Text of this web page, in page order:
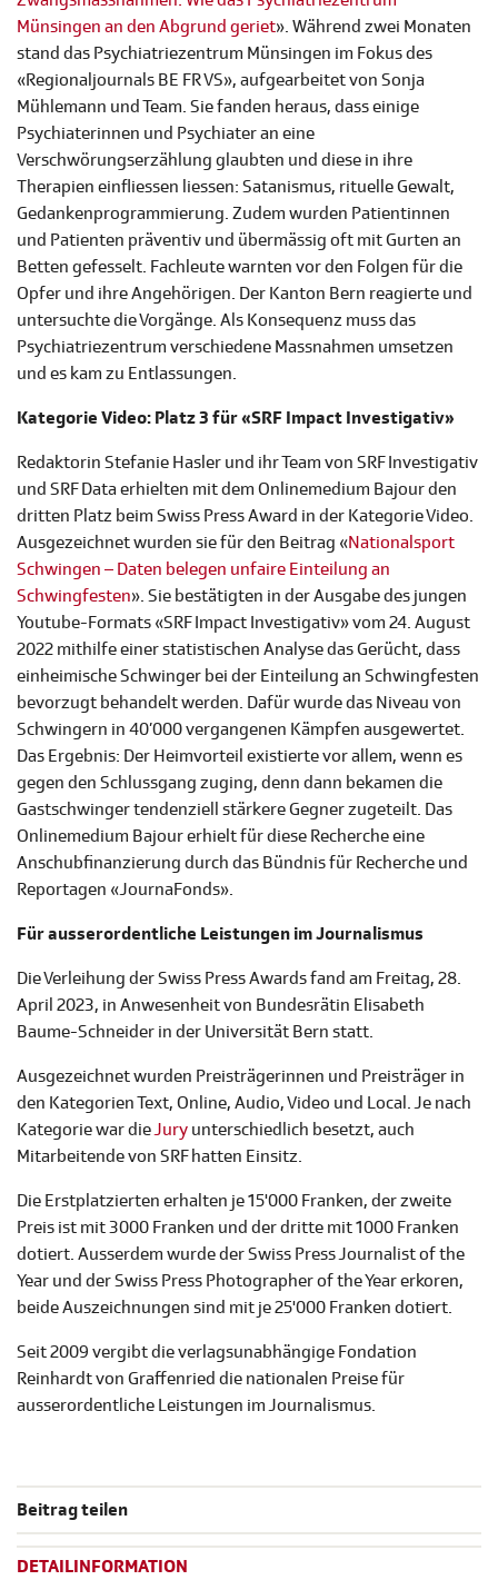
Münsingen an den Abgrund geriet». Während zwei Monaten
stand das Psychiatriezentrum Münsingen im Fokus des
«Regionaljournals BE FR VS», aufgearbeitet von Sonja
Mühlemann und Team. Sie fanden heraus, dass einige
Psychiaterinnen und Psychiater an eine
Verschwörungserzählung glaubten und diese in ihre
Therapien einfliessen liessen: Satanismus, rituelle Gewalt,
Gedankenprogrammierung. Zudem wurden Patientinnen
und Patienten präventiv und übermässig oft mit Gurten an
Betten gefesselt. Fachleute warnten vor den Folgen für die
Opfer und ihre Angehörigen. Der Kanton Bern reagierte und
untersuchte die Vorgänge. Als Konsequenz muss das
Psychiatriezentrum verschiedene Massnahmen umsetzen
und es kam zu Entlassungen.
Kategorie Video: Platz 3 für «SRF Impact Investigativ»
Redaktorin Stefanie Hasler und ihr Team von SRF Investigativ
und SRF Data erhielten mit dem Onlinemedium Bajour den
dritten Platz beim Swiss Press Award in der Kategorie Video.
Ausgezeichnet wurden sie für den Beitrag «Nationalsport
Schwingen – Daten belegen unfaire Einteilung an
Schwingfesten». Sie bestätigten in der Ausgabe des jungen
Youtube-Formats «SRF Impact Investigativ» vom 24. August
2022 mithilfe einer statistischen Analyse das Gerücht, dass
einheimische Schwinger bei der Einteilung an Schwingfesten
bevorzugt behandelt werden. Dafür wurde das Niveau von
Schwingern in 40’000 vergangenen Kämpfen ausgewertet.
Das Ergebnis: Der Heimvorteil existierte vor allem, wenn es
gegen den Schlussgang zuging, denn dann bekamen die
Gastschwinger tendenziell stärkere Gegner zugeteilt. Das
Onlinemedium Bajour erhielt für diese Recherche eine
Anschubfinanzierung durch das Bündnis für Recherche und
Reportagen «JournaFonds».​
Für ausserordentliche Leistungen im Journalismus
Die Verleihung der Swiss Press Awards fand am Freitag, 28.
April 2023, in Anwesenheit von Bundesrätin Elisabeth
Baume-Schneider in der Universität Bern statt.
Ausgezeichnet wurden Preisträgerinnen und Preisträger in
den Kategorien Text, Online, Audio, Video und Local. Je nach
Kategorie war dieJury ​ unterschiedlich besetzt, auch
Mitarbeitende von SRF hatten Einsitz.
Die Erstplatzierten erhalten je 15'000 Franken, der zweite
Preis ist mit 3000 Franken und der dritte mit 1000 Franken
dotiert. Ausserdem wurde der Swiss Press Journalist of the
Year und der Swiss Press Photographer of the Year erkoren,
beide Auszeichnungen sind mit je 25'000 Franken dotiert.
Seit 2009 vergibt die verlagsunabhängige Fondation
Reinhardt von Graffenried die nationalen Preise für
ausserordentliche Leistungen im Journalismus. ​
Beitrag teilen
DETAILINFORMATION